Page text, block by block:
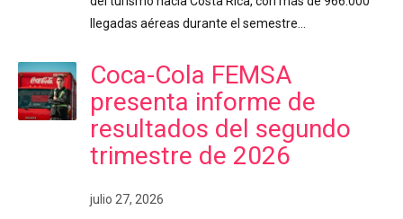
llegadas aéreas durante el semestre…
Coca-Cola FEMSA
presenta informe de
resultados del segundo
trimestre de 2026
julio 27, 2026